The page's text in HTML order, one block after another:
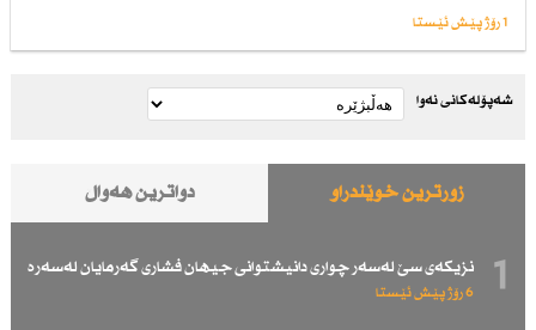
1 رۆژ پێش ئێستا
شەپۆلەکانی نەوا
زۆرترین خوێندراو دواترین هەواڵ
1 نزیكەی سێ لەسەر چواری دانیشتوانی جیهان فشاری گەرمایان لەسەرە
6 رۆژ پێش ئێستا